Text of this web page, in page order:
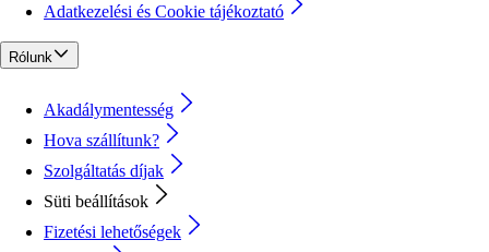
Adatkezelési és Cookie tájékoztató
Rólunk
Akadálymentesség
Hova szállítunk?
Szolgáltatás díjak
Süti beállítások
Fizetési lehetőségek